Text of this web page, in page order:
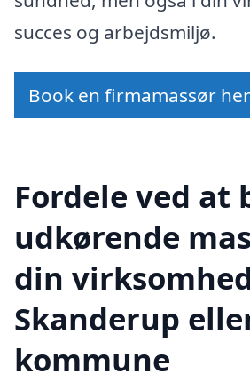
succes og arbejdsmiljø.
Book en firmamassør her
Fordele ved at
udkørende
din
Skanderup
kommune